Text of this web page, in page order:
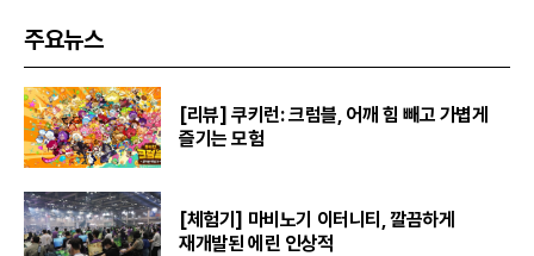
주요뉴스
[리뷰] 쿠키런: 크럼블, 어깨 힘 빼고 가볍게
즐기는 모험
[체험기] 마비노기 이터니티, 깔끔하게
재개발된 에린 인상적